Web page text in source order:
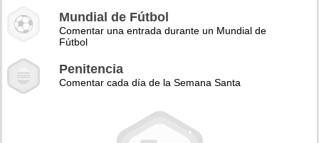
Mundial de Fútbol
Comentar una entrada durante un Mundial de
Fútbol
Penitencia
Comentar cada día de la Semana Santa